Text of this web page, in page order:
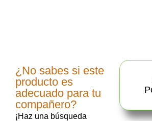
¿No sabes si este
producto es
adecuado para tu
compañero?
¡Haz una búsqueda